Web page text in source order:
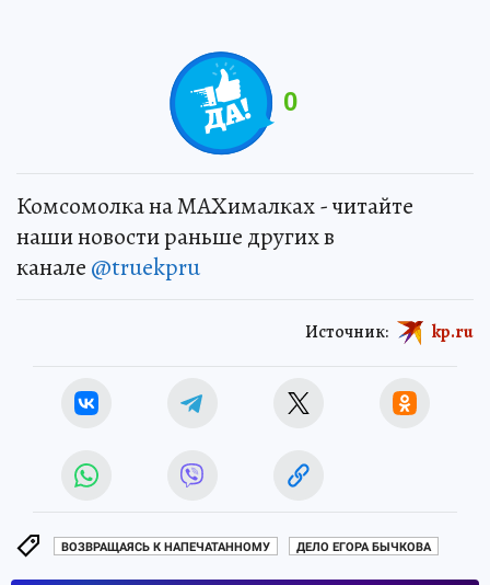
0
Комсомолка на MAXималках - читайте
наши новости раньше других в
канале @truekpru
Источник: kp.ru
ВОЗВРАЩАЯСЬ К НАПЕЧАТАННОМУ ДЕЛО ЕГОРА БЫЧКОВА